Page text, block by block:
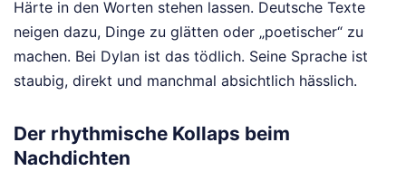
Härte in den Worten stehen lassen. Deutsche Texte
neigen dazu, Dinge zu glätten oder „poetischer“ zu
machen. Bei Dylan ist das tödlich. Seine Sprache ist
staubig, direkt und manchmal absichtlich hässlich.
Der rhythmische Kollaps beim
Nachdichten